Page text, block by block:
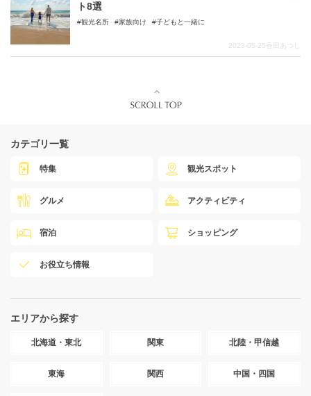
ト8選
観光名所 家族向け 子どもと一緒に
2023-05-25 香田あつし
カテゴリ一覧
特集 観光スポット
グルメ アクティビティ
宿泊 ショッピング
お役立ち情報
エリアから探す
北海道・東北 関東 北陸・甲信越
東海 関西 中国・四国